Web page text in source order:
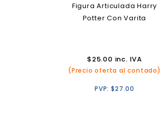
Figura Articulada Harry
Potter Con Varita
$25.00 inc. IVA
(Precio oferta al contado)
PVP:$27.00